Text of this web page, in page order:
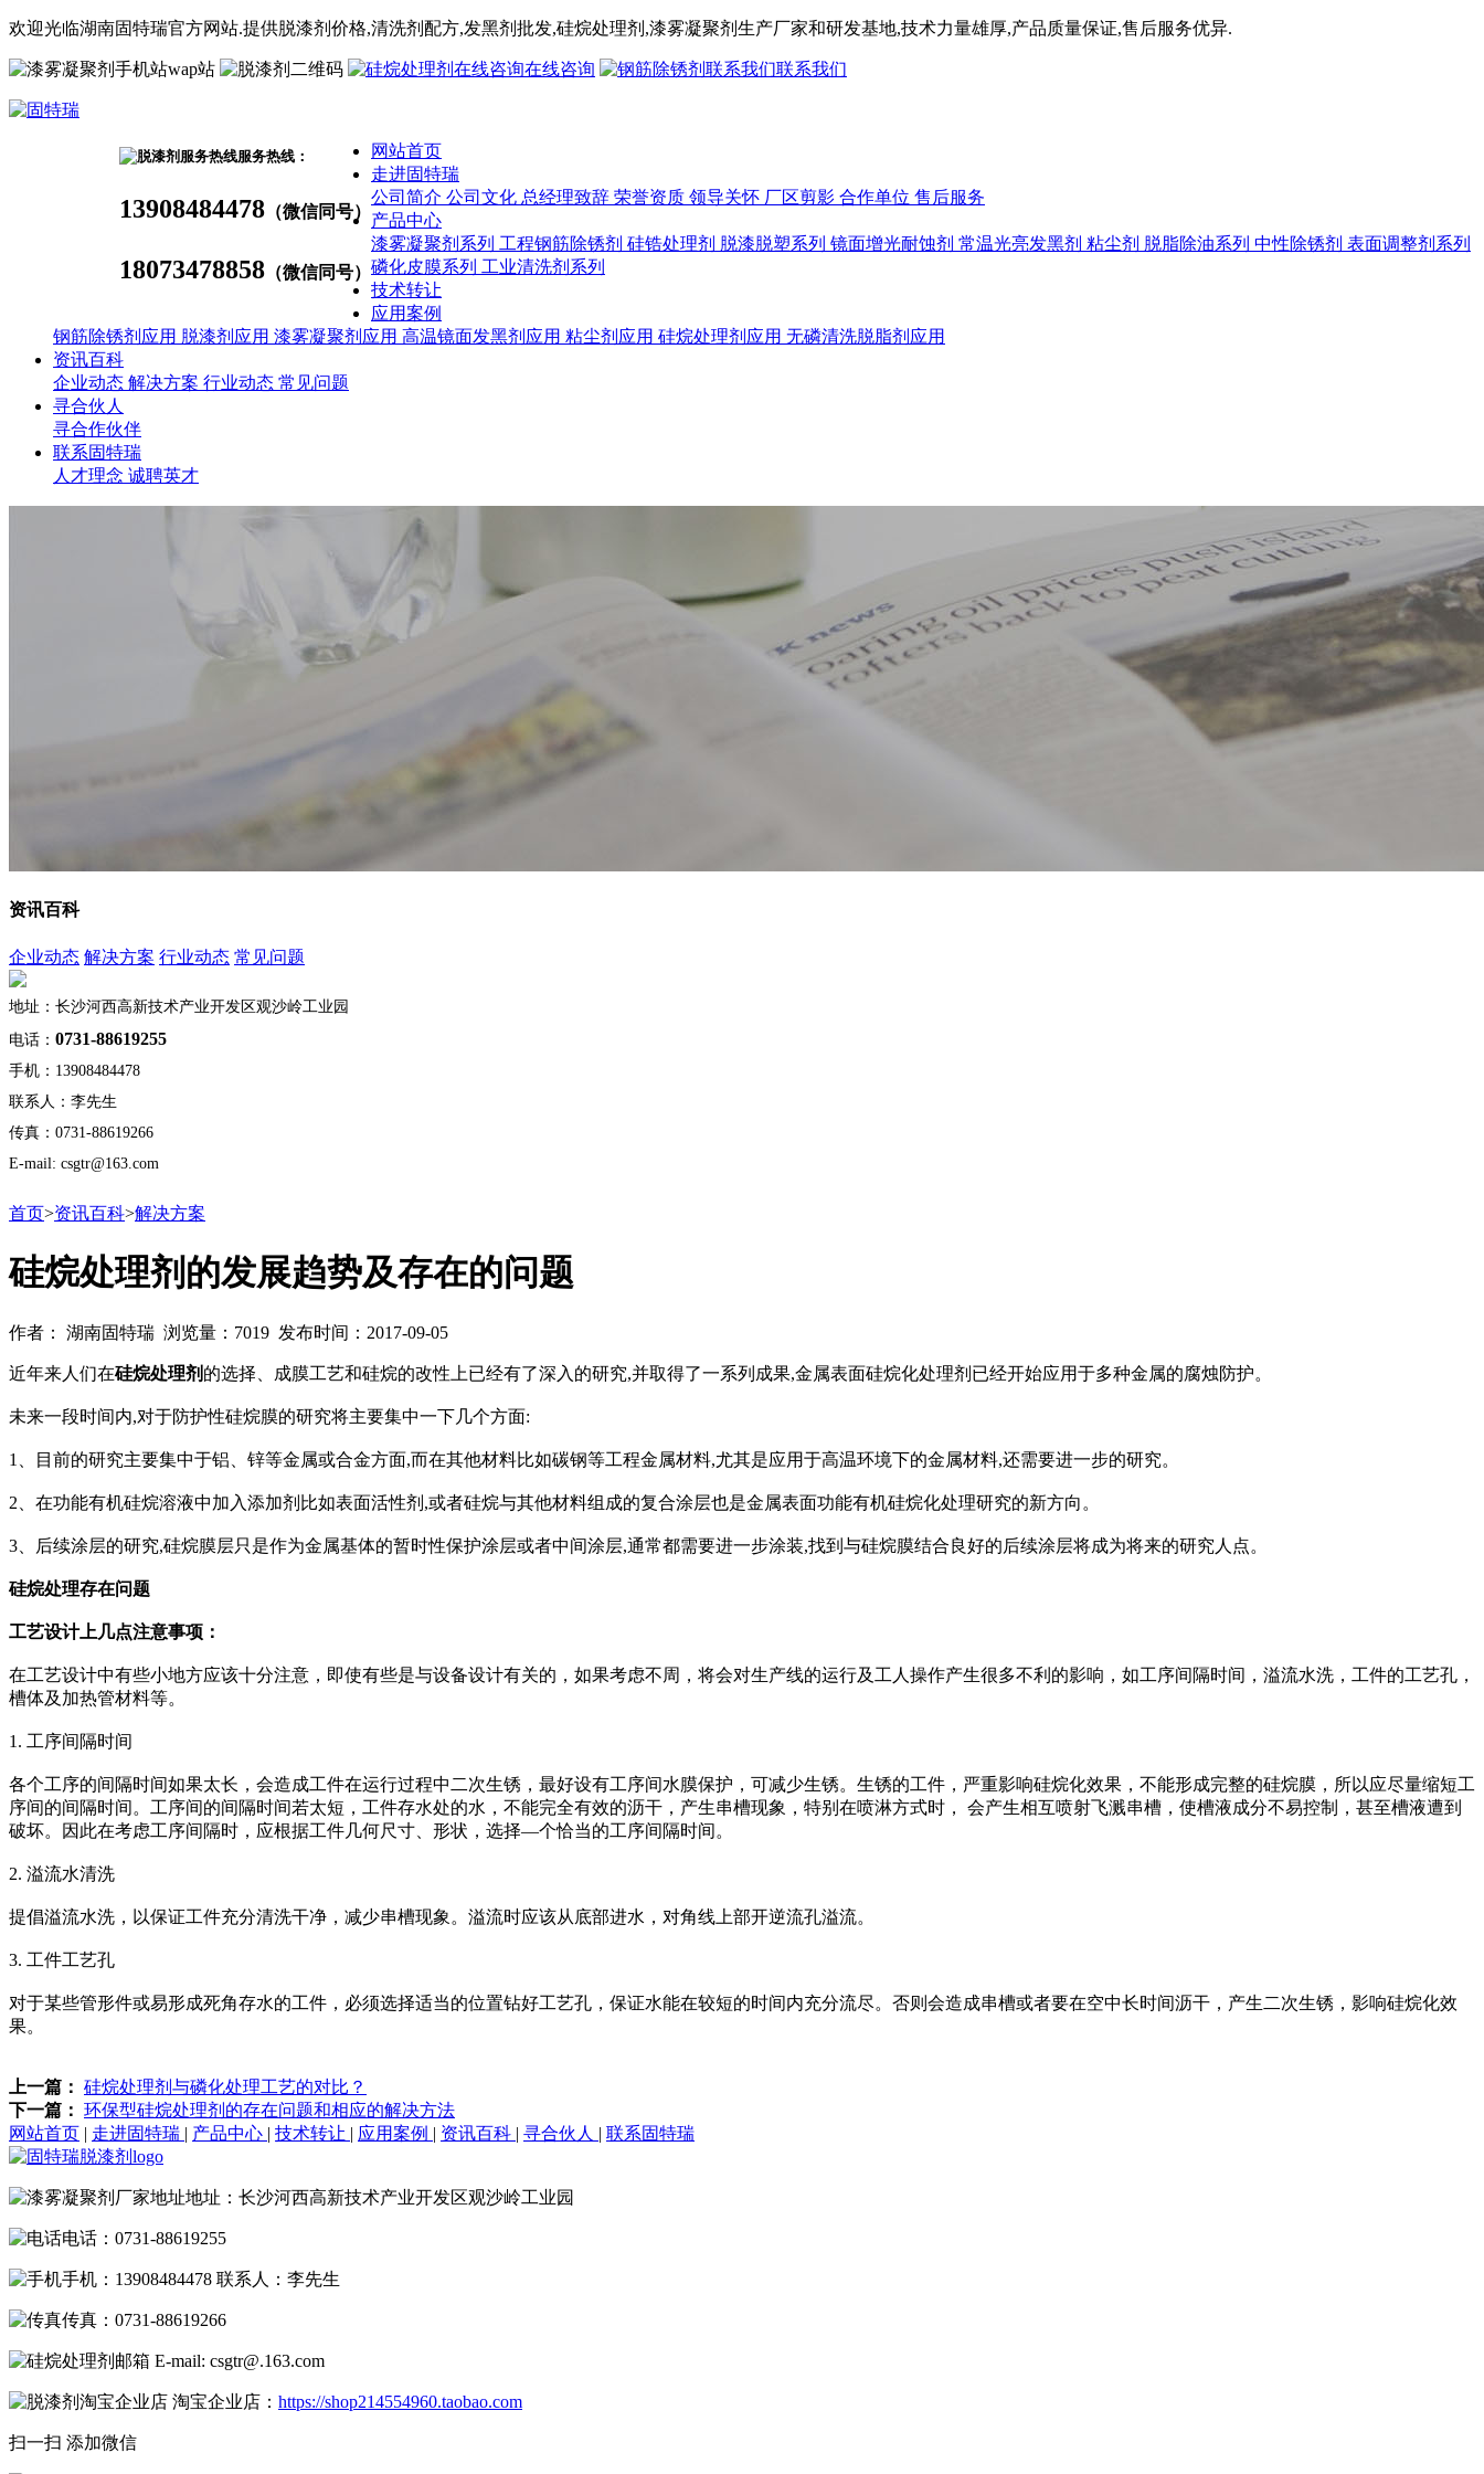
欢迎光临湖南固特瑞官方网站.提供脱漆剂价格,清洗剂 配方,发黑剂 批发,硅烷处理剂 ,漆雾凝聚剂 生产厂家和研发基地,技术力量雄厚,产品质量保证,售后服务优异.
wap站 在线咨询 联系我们
服务热线：
13908484478 （微信同号）
18073478858 （微信同号）
网站首页
走进固特瑞
公司简介 公司文化 总经理致辞 荣誉资质 领导关怀 厂区剪影 合作单位 售后服务
产品中心
漆雾凝聚剂系列 工程钢筋除锈剂 硅锆处理剂 脱漆脱塑系列 镜面增光耐蚀剂 常温光亮发黑剂 粘尘剂 脱脂除油系列 中性除锈剂 表面调整剂系列
磷化皮膜系列 工业清洗剂系列
技术转让
应用案例
钢筋除锈剂应用 脱漆剂应用 漆雾凝聚剂应用 高温镜面发黑剂应用 粘尘剂应用 硅烷处理剂应用 无磷清洗脱脂剂应用
资讯百科
企业动态 解决方案 行业动态 常见问题
寻合伙人
寻合作伙伴
联系固特瑞
人才理念 诚聘英才
资讯百科
企业动态 解决方案 行业动态 常见问题
地址：长沙河西高新技术产业开发区观沙岭工业园
电话： 0731-88619255
手机：13908484478
联系人：李先生
传真：0731-88619266
E-mail: csgtr@163.com
首页>资讯百科>解决方案
硅烷处理剂的发展趋势及存在的问题
作者： 湖南固特瑞 浏览量：7019 发布时间：2017-09-05
近年来人们在硅烷处理剂 的选择、成膜工艺和硅烷的改性上已经有了深入的研究,并取得了一系列成果,金属表面硅烷化处理剂已经开始应用于多种金属的腐烛防护。
未来一段时间内,对于防护性硅烷膜的研究将主要集中一下几个方面:
1、目前的研究主要集中于铝、锌等金属或合金方面,而在其他材料比如碳钢等工程金属材料,尤其是应用于高温环境下的金属材料,还需要进一步的研究。
2、在功能有机硅烷溶液中加入添加剂比如表面活性剂,或者硅烷与其他材料组成的复合涂层也是金属表面功能有机硅烷化处理研究的新方向。
3、后续涂层的研究,硅烷膜层只是作为金属基体的暂时性保护涂层或者中间涂层,通常都需要进一步涂装,找到与硅烷膜结合良好的后续涂层将成为将来的研究人点。
硅烷处理存在问题
工艺设计上几点注意事项：
在工艺设计中有些小地方应该十分注意，即使有些是与设备设计有关的，如果考虑不周，将会对生产线的运行及工人操作产生很多不利的影响，如工序间隔时间，溢流水洗，工件的工艺孔，
槽体及加热管材料等。
1. 工序间隔时间
各个工序的间隔时间如果太长，会造成工件在运行过程中二次生锈，最好设有工序间水膜保护，可减少生锈。生锈的工件，严重影响硅烷化效果，不能形成完整的硅烷膜，所以应尽量缩短工
序间的间隔时间。工序间的间隔时间若太短，工件存水处的水，不能完全有效的沥干，产生串槽现象，特别在喷淋方式时， 会产生相互喷射飞溅串槽，使槽液成分不易控制，甚至槽液遭到
破坏。因此在考虑工序间隔时，应根据工件几何尺寸、形状，选择—个恰当的工序间隔时间。
2. 溢流水清洗
提倡溢流水洗，以保证工件充分清洗干净，减少串槽现象。溢流时应该从底部进水，对角线上部开逆流孔溢流。
3. 工件工艺孔
对于某些管形件或易形成死角存水的工件，必须选择适当的位置钻好工艺孔，保证水能在较短的时间内充分流尽。否则会造成串槽或者要在空中长时间沥干，产生二次生锈，影响硅烷化效
果。
上一篇： 硅烷处理剂与磷化处理工艺的对比？
下一篇： 环保型硅烷处理剂的存在问题和相应的解决方法
网站首页 | 走进固特瑞 | 产品中心 | 技术转让 | 应用案例 | 资讯百科 | 寻合伙人 | 联系固特瑞
地址：长沙河西高新技术产业开发区观沙岭工业园
电话：0731-88619255
手机：13908484478 联系人：李先生
传真：0731-88619266
E-mail: csgtr@.163.com
淘宝企业店： https://shop214554960.taobao.com
扫一扫 添加微信